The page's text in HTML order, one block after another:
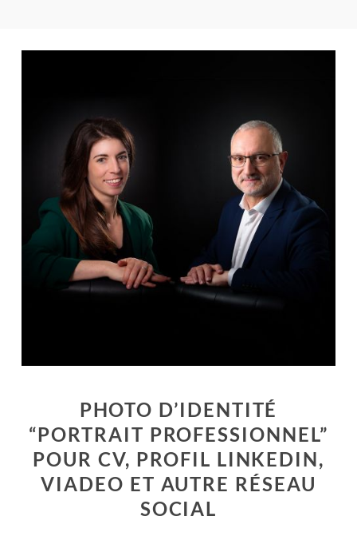
PHOTO D’IDENTITÉ
“PORTRAIT PROFESSIONNEL”
POUR CV, PROFIL LINKEDIN,
VIADEO ET AUTRE RÉSEAU
SOCIAL